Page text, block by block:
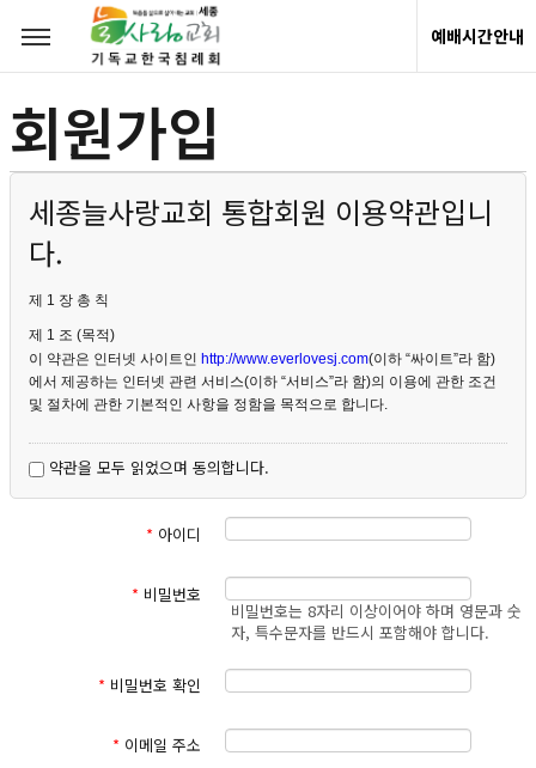
예배시간안내
회원가입
세종늘사랑교회 통합회원 이용약관입니
다.
제 1 장 총 칙
제 1 조 (목적)
이 약관은 인터넷 사이트인 http://www.everlovesj.com(이하 “싸이트”라 함)
에서 제공하는 인터넷 관련 서비스(이하 “서비스”라 함)의 이용에 관한 조건
및 절차에 관한 기본적인 사항을 정함을 목적으로 합니다.
① "사이트"는 약관의 규제 등에 관한 법률, 전자거래기본법, 전자서
명법, 정보 통신망이용 촉진 등에 관한 법률, 방문판매 등에 관한 법
률, 소비자보호법 등 관련법을 위배하지 않는 범위에서 이 약관을 개
정할 수 있습니다.
하여 현행약관과 함께 사이트의 초기화면에 그 적용일자 7일 이전부
터 적용일자 전일까지 공지합니다.
③ 이 약관은 서비스 메뉴 및 세종늘사랑교회에서 게시하여 공시함으
④ 세종늘사랑교회는 합리적인 사유가 발생될 경우에는 이 약관을 변
⑤ 회원가입에서 약관 사항에 동의하지 않으면 서비스 이용에 제한을
받을 수 있으며 가입자는 언제라도 이용계약을 해지할 수 있습니다.
약관을 모두 읽었으며 동의합니다.
* 아이디
* 비밀번호
비밀번호는 8자리 이상이어야 하며 영문과 숫
자, 특수문자를 반드시 포함해야 합니다.
* 비밀번호 확인
* 이메일 주소